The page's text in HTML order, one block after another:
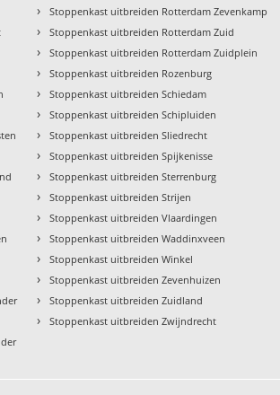
› Stoppenkast uitbreiden Rotterdam Zevenkamp
› Stoppenkast uitbreiden Rotterdam Zuid
› Stoppenkast uitbreiden Rotterdam Zuidplein
› Stoppenkast uitbreiden Rozenburg
› Stoppenkast uitbreiden Schiedam
› Stoppenkast uitbreiden Schipluiden
› Stoppenkast uitbreiden Sliedrecht
› Stoppenkast uitbreiden Spijkenisse
› Stoppenkast uitbreiden Sterrenburg
› Stoppenkast uitbreiden Strijen
› Stoppenkast uitbreiden Vlaardingen
› Stoppenkast uitbreiden Waddinxveen
› Stoppenkast uitbreiden Winkel
› Stoppenkast uitbreiden Zevenhuizen
› Stoppenkast uitbreiden Zuidland
› Stoppenkast uitbreiden Zwijndrecht